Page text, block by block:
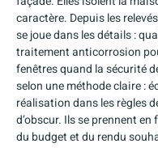
caractère. Depuis les
se joue dans les détails :
traitement anticorrosion
fenêtres quand la sécurité
selon une méthode claire :
réalisation dans les règles
d’obscur. Ils se prennent
du budget et du rendu